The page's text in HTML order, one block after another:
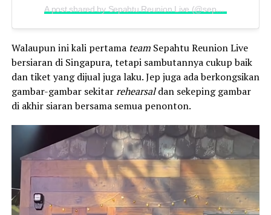
A post shared by Sepahtu Reunion Live (@sepahtureunionlive_official)
Walaupun ini kali pertama teamSepahtu Reunion Live
bersiaran di Singapura, tetapi sambutannya cukup baik
dan tiket yang dijual juga laku. Jep juga ada berkongsikan
gambar-gambar sekitarrehearsaldan sekeping gambar
di akhir siaran bersama semua penonton.